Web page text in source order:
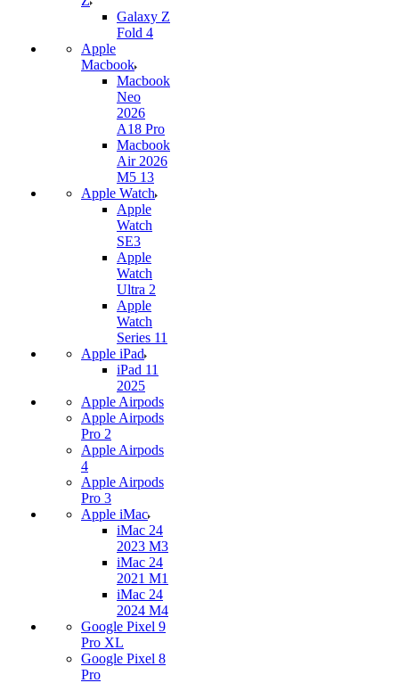
Galaxy Z
Fold 4
Apple
Macbook
Macbook
Neo
2026
A18 Pro
Macbook
Air 2026
M5 13
Apple Watch
Apple
Watch
SE3
Apple
Watch
Ultra 2
Apple
Watch
Series 11
Apple iPad
iPad 11
2025
Apple Airpods
Apple Airpods
Pro 2
Apple Airpods
4
Apple Airpods
Pro 3
Apple iMac
iMac 24
2023 M3
iMac 24
2021 M1
iMac 24
2024 M4
Google Pixel 9
Pro XL
Google Pixel 8
Pro